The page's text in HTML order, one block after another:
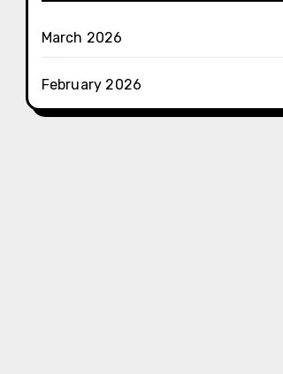
March 2026
February 2026